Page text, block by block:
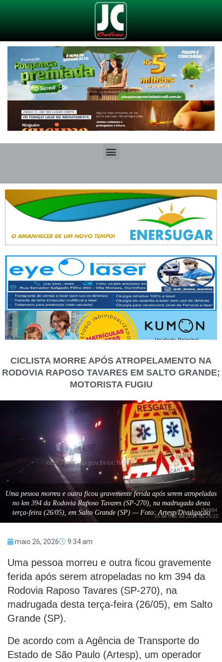
CICLISTA MORRE APÓS ATROPELAMENTO NA
RODOVIA RAPOSO TAVARES EM SALTO GRANDE;
MOTORISTA FUGIU
Uma pessoa morreu e outra ficou gravemente ferida após serem atropeladas
no km 394 da Rodovia Raposo Tavares (SP-270), na madrugada desta
terça-feira (26/05), em Salto Grande (SP) — Foto: Artesp/Divulgação
maio 26, 2026 9:34 am
Uma pessoa morreu e outra ficou gravemente
ferida após serem atropeladas no km 394 da
Rodovia Raposo Tavares (SP-270), na
madrugada desta terça-feira (26/05), em Salto
Grande (SP).
De acordo com a Agência de Transporte do
Estado de São Paulo (Artesp), um operador